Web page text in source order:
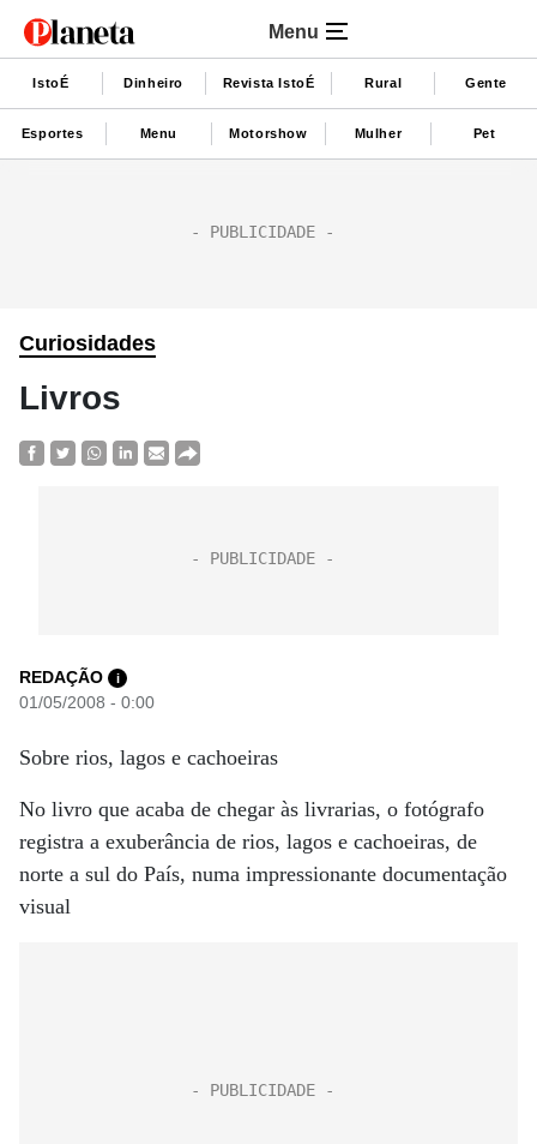
Menu
IstoÉ Dinheiro Revista IstoÉ Rural Gente
Esportes Menu Motorshow Mulher Pet
Curiosidades
Livros
REDAÇÃO i
01/05/2008 - 0:00
Sobre rios, lagos e cachoeiras
No livro que acaba de chegar às livrarias, o fotógrafo
registra a exuberância de rios, lagos e cachoeiras, de
norte a sul do País, numa impressionante documentação
visual